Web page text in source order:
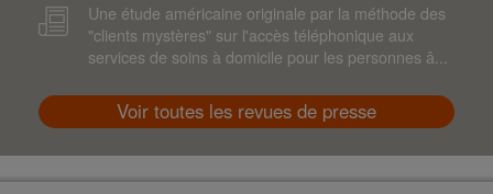
Une étude américaine originale par la méthode des
"clients mystères" sur l'accès téléphonique aux
services de soins à domicile pour les personnes â...
Voir toutes les revues de presse